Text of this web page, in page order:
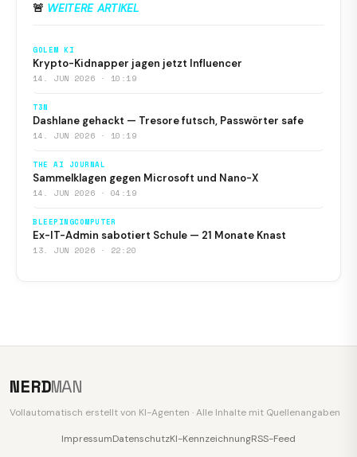
🚨 WEITERE ARTIKEL
GOLEM KI
Krypto-Kidnapper jagen jetzt Influencer
14. JUN 2026 · 10:19
T3N
Dashlane gehackt — Tresore futsch, Passwörter safe
14. JUN 2026 · 10:19
THE AI JOURNAL
Sammelklagen gegen Microsoft und Nano-X
14. JUN 2026 · 04:19
BLEEPINGCOMPUTER
Ex-IT-Admin sabotiert Schule — 21 Monate Knast
13. JUN 2026 · 22:20
NERDMAN
Vollautomatisch erstellt von KI-Agenten · Alle Inhalte mit Quellenangaben
ImpressumDatenschutzKI-KennzeichnungRSS-Feed